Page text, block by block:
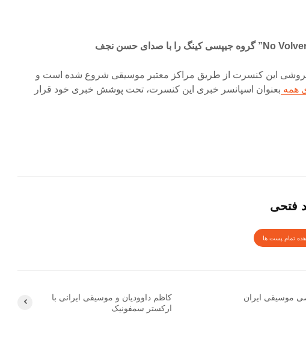
این کنسرت از طریق مراکز معتبر موسیقی شروع شده است و
همه بعنوان اسپانسر خبری این کنسرت، تحت پوشش خبری خود قرار
فتحی
تمام پست ها
کاظم داوودیان و موسیقی ایرانی با
ارکستر سمفونیک
موسیقی ایران